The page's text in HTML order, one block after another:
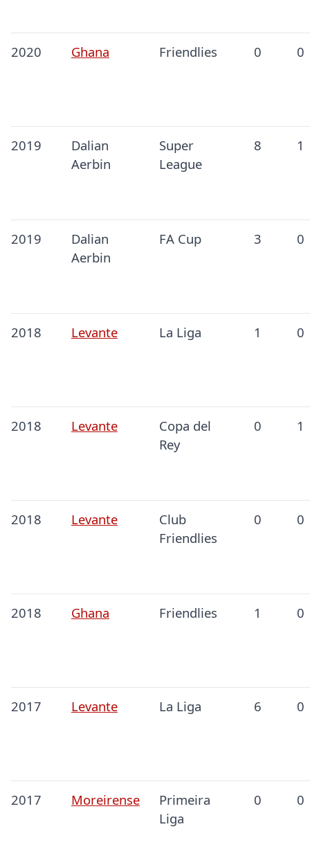
2020 Ghana Friendlies 0 0
2019
Dalian
Aerbin
Super
League
8 1
2019
Dalian
Aerbin
FA Cup 3 0
2018 Levante La Liga 1 0
2018 Levante
Copa del
Rey
0 1
2018 Levante
Club
Friendlies
0 0
2018 Ghana Friendlies 1 0
2017 Levante La Liga 6 0
2017 Moreirense
Primeira
Liga
0 0